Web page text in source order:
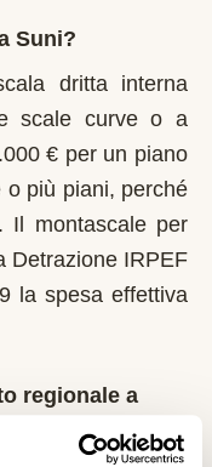
Suni?
dritta interna
scale curve o a
€ per un piano
più piani, perché
Il montascale per
Detrazione IRPEF
la spesa effettiva
regionale a